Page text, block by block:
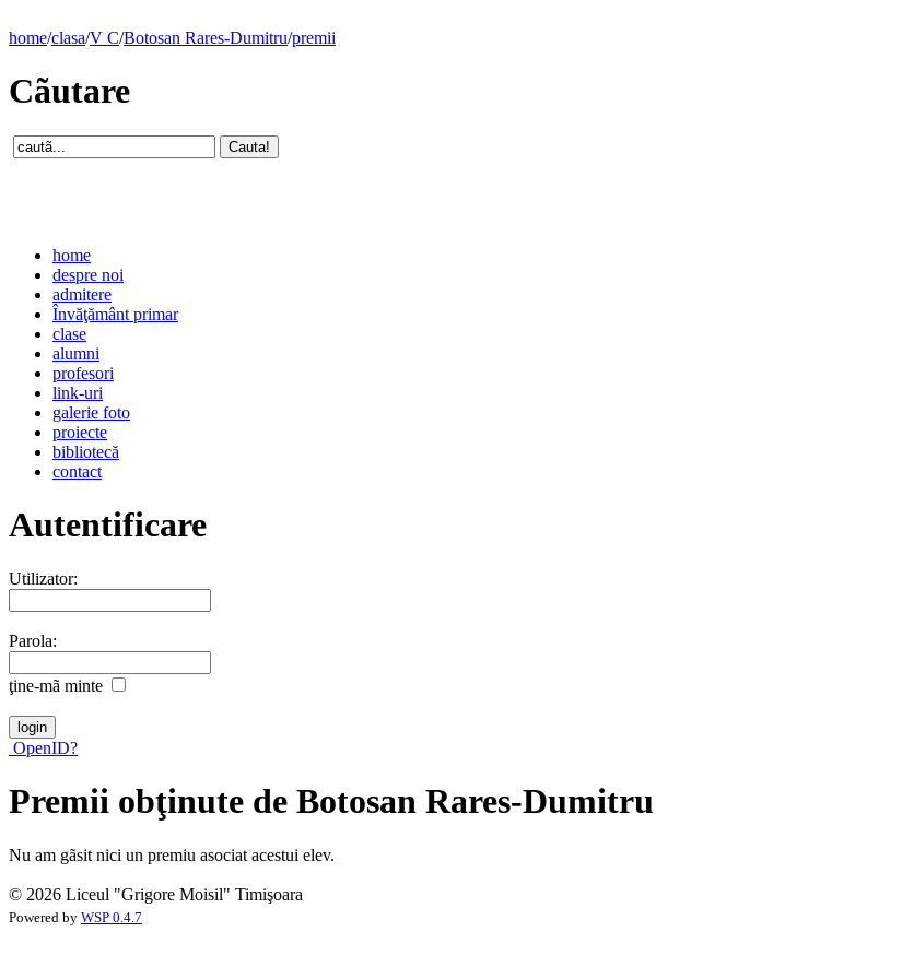
home/clasa/V C/Botosan Rares-Dumitru/premii
Cãutare
home
despre noi
admitere
Învăţământ primar
clase
alumni
profesori
link-uri
galerie foto
proiecte
bibliotecă
contact
Autentificare
Utilizator:
Parola:
ţine-mã minte
OpenID?
Premii obţinute de Botosan Rares-Dumitru
Nu am gãsit nici un premiu asociat acestui elev.
© 2026 Liceul "Grigore Moisil" Timişoara
Powered by WSP 0.4.7